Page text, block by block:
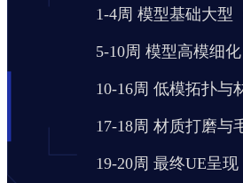
1-4周 模型基础大型
5-10周 模型高模细化
10-16周 低模拓扑与
17-18周 材质打磨与
19-20周 最终UE呈现